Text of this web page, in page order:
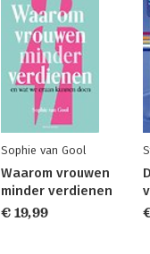
Sophie van Gool
Waarom vrouwen
minder verdienen
€ 19,99